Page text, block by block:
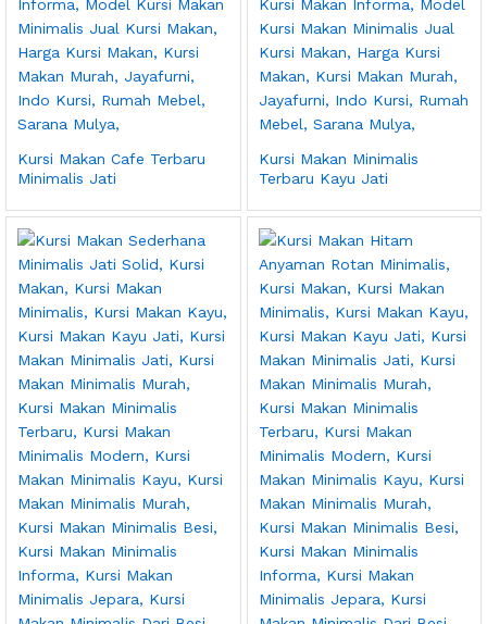
Kursi Makan Cafe Terbaru
Minimalis Jati
Kursi Makan Minimalis
Terbaru Kayu Jati